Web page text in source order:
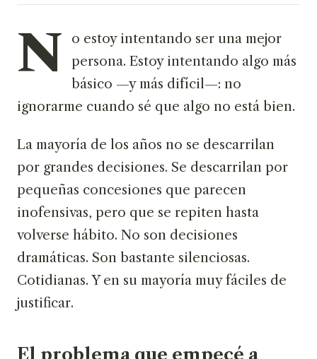
N
o estoy intentando ser una mejor
persona. Estoy intentando algo más
básico —y más difícil—: no
ignorarme cuando sé que algo no está bien.
La mayoría de los años no se descarrilan
por grandes decisiones. Se descarrilan por
pequeñas concesiones que parecen
inofensivas, pero que se repiten hasta
volverse hábito. No son decisiones
dramáticas. Son bastante silenciosas.
Cotidianas. Y en su mayoría muy fáciles de
justificar.
El problema que empecé a